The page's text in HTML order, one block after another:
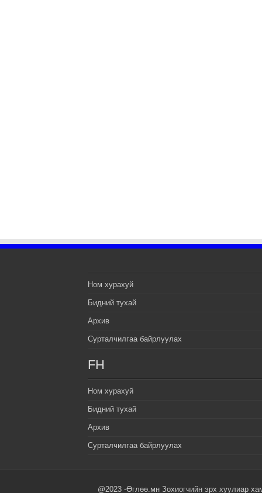
Ном хурахуй
Бидний тухай
Архив
Сурталчилгаа байрлуулах
FH
Ном хурахуй
Бидний тухай
Архив
Сурталчилгаа байрлуулах
@2023 -Өглөө.мн Зохиогчийн эрх хуулиар